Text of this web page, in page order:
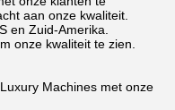
aan onze kwaliteit.
en Zuid-Amerika.
onze kwaliteit te zien.
Machines met onze